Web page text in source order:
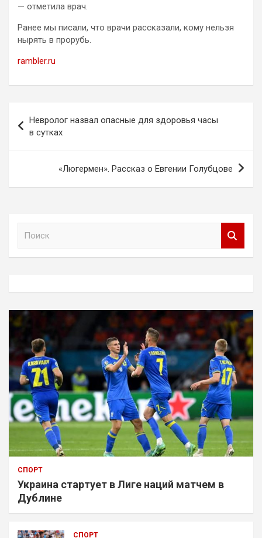
— отметила врач.
Ранее мы писали, что врачи рассказали, кому нельзя
нырять в прорубь.
rambler.ru
по
записям
Невролог назвал опасные для здоровья часы
в сутках
«Люгермен». Рассказ о Евгении Голубцове
СПОРТ
Украина стартует в Лиге наций матчем в
Дублине
СПОРТ